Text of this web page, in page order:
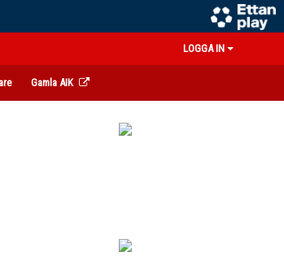
LOGGA IN
Gamla AIK